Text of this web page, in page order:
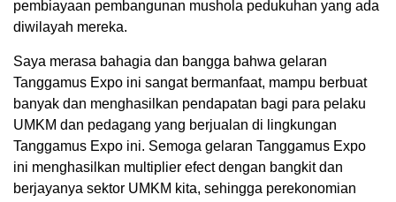
pembiayaan pembangunan mushola pedukuhan yang ada
diwilayah mereka.
Saya merasa bahagia dan bangga bahwa gelaran
Tanggamus Expo ini sangat bermanfaat, mampu berbuat
banyak dan menghasilkan pendapatan bagi para pelaku
UMKM dan pedagang yang berjualan di lingkungan
Tanggamus Expo ini. Semoga gelaran Tanggamus Expo
ini menghasilkan multiplier efect dengan bangkit dan
berjayanya sektor UMKM kita, sehingga perekonomian